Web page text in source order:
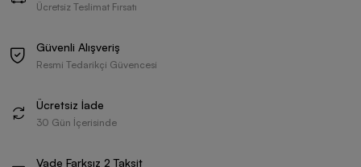
Ücretsiz Teslimat Fırsatı
Güvenli Alışveriş
Resmi Tedarikçi Güvencesi
Ücretsiz İade
30 Gün İçerisinde
Vade Farksız 2 Taksit